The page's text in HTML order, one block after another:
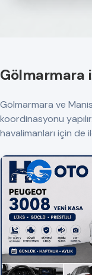
Gölmarmara
Gölmarmara ve
koordinasyonu
havalimanları için de